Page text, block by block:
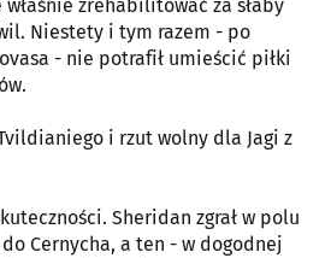
właśnie zrehabilitować za słaby
Niestety i tym razem - po
- nie potrafił umieścić piłki
i rzut wolny dla Jagi z
Sheridan zgrał w polu
Cernycha, a ten - w dogodnej